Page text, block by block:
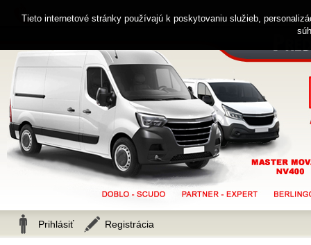
Zákaznícka linka 0914 238 482
Prihlásiť Registrácia
Tieto internetové stránky používajú k poskytovaniu služieb,